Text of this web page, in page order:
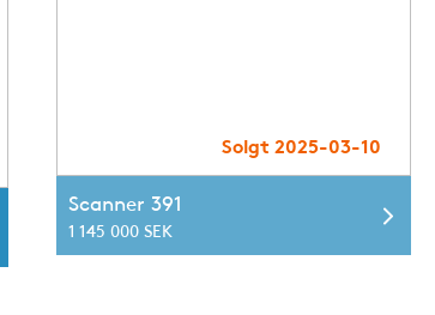
Solgt 2025-03-10
Scanner 391
1 145 000 SEK